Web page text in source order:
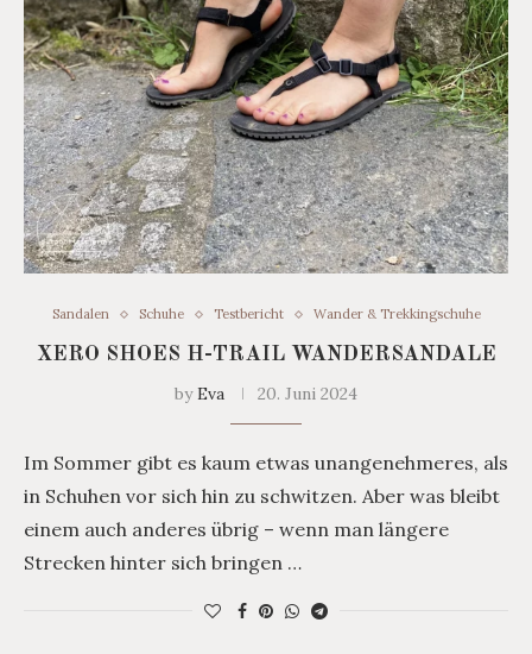
Sandalen Schuhe Testbericht Wander & Trekkingschuhe
XERO SHOES H-TRAIL WANDERSANDALE
byEva 20. Juni 2024
Im Sommer gibt es kaum etwas unangenehmeres, als
in Schuhen vor sich hin zu schwitzen. Aber was bleibt
einem auch anderes übrig – wenn man längere
Strecken hinter sich bringen …